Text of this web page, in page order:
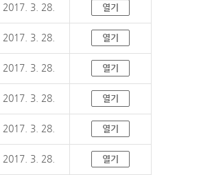
2017. 3. 28. 열기
2017. 3. 28. 열기
2017. 3. 28. 열기
2017. 3. 28. 열기
2017. 3. 28. 열기
2017. 3. 28. 열기